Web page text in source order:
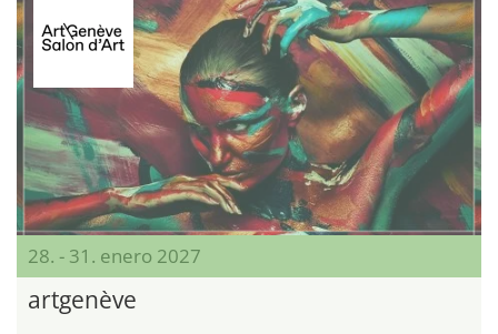
28. - 31. enero 2027
artgenève